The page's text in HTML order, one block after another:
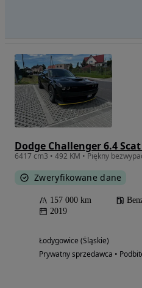
Dodge Challenger 6.4
Zweryfikowane dane
157 000 km
2019
Łodygowice (Śląskie)
Prywatny sprzedawca •